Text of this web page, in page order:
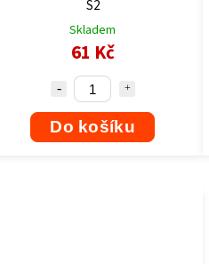
S2
Skladem
61 Kč
Do košíku